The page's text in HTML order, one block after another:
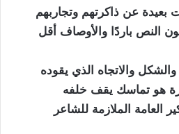
عن ذاكرتهم وتجاربهم
النص باردًا والأوصاف أقل
والاتجاه الذي يقوده
هو تماسك يقف خلفه
العامة الملازمة للشاعر